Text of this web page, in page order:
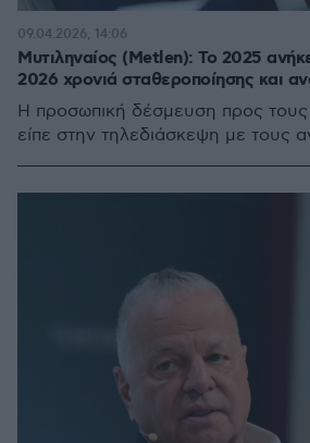
Μυτιληναίος (Metlen): Το 2025
2026 χρονιά σταθεροποίησης και
Η προσωπική δέσμευση προς
είπε στην τηλεδιάσκεψη με τους
09.04.2026, 14:06